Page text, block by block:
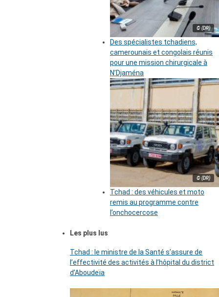
© (DR)
Des spécialistes tchadiens,
camerounais et congolais réunis
pour une mission chirurgicale à
N’Djaména
© (DR)
Tchad : des véhicules et moto
remis au programme contre
l’onchocercose
Les plus lus
Tchad : le ministre de la Santé s’assure de
l’effectivité des activités à l’hôpital du district
d’Aboudeïa